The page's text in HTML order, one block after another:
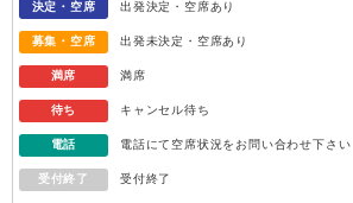
木 13
金 14
日 16
決定・空席 出発決定・空席あり
募集・空席 出発未決定・空席あり
満席 満席
待ち キャンセル待ち
電話 電話にて空席状況をお問い合わせ下さい
受付終了 受付終了